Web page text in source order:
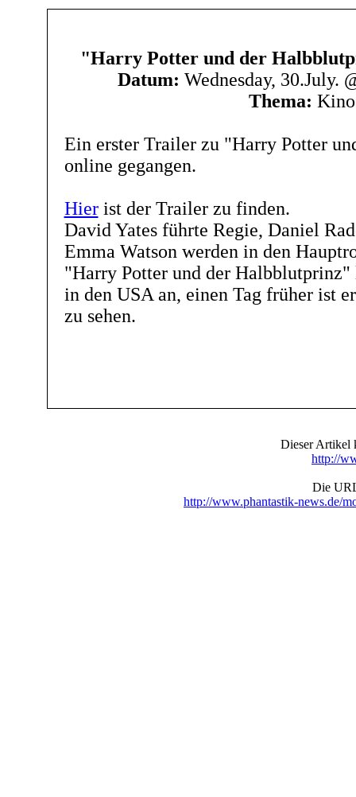
"Harry Potter und der
Datum: Wednesday, 30.July.
Thema: Kino
Ein erster Trailer zu "Harry Potter
online gegangen.
Hierist der Trailer zu finden.
David Yates führte Regie, Daniel
Emma Watson werden in den
"Harry Potter und der
in den USA an, einen Tag früher ist
zu sehen.
Dieser Artikel
http://
Die
http://www.phantastik-news.de/